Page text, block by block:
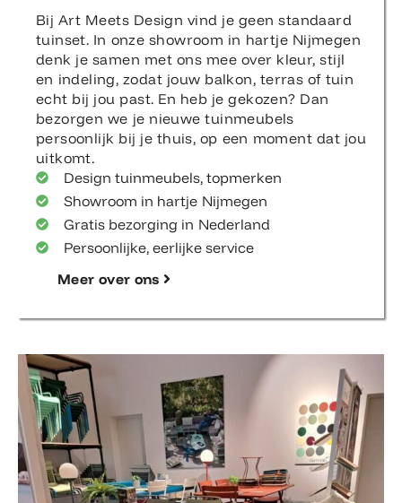
Bij Art Meets Design vind je geen standaard
tuinset. In onze showroom in hartje Nijmegen
denk je samen met ons mee over kleur, stijl
en indeling, zodat jouw balkon, terras of tuin
echt bij jou past. En heb je gekozen? Dan
bezorgen we je nieuwe tuinmeubels
persoonlijk bij je thuis, op een moment dat jou
uitkomt.
Design tuinmeubels, topmerken
Showroom in hartje Nijmegen
Gratis bezorging in Nederland
Persoonlijke, eerlijke service
Meer over ons